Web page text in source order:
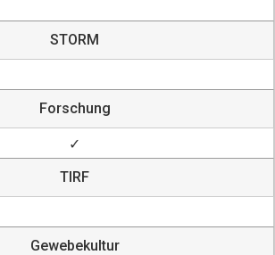
STORM
Forschung
✓
TIRF
Gewebekultur